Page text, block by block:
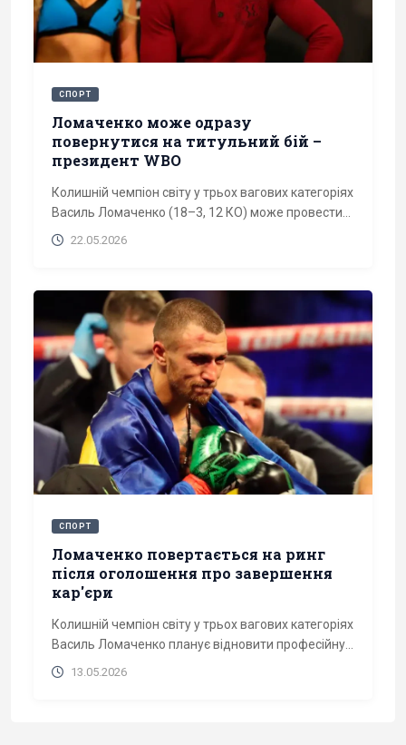
СПОРТ
Ломаченко може одразу
повернутися на титульний бій –
президент WBO
Колишній чемпіон світу у трьох вагових категоріях
Василь Ломаченко (18–3, 12 КО) може провести...
22.05.2026
СПОРТ
Ломаченко повертається на ринг
після оголошення про завершення
кар'єри
Колишній чемпіон світу у трьох вагових категоріях
Василь Ломаченко планує відновити професійну...
13.05.2026